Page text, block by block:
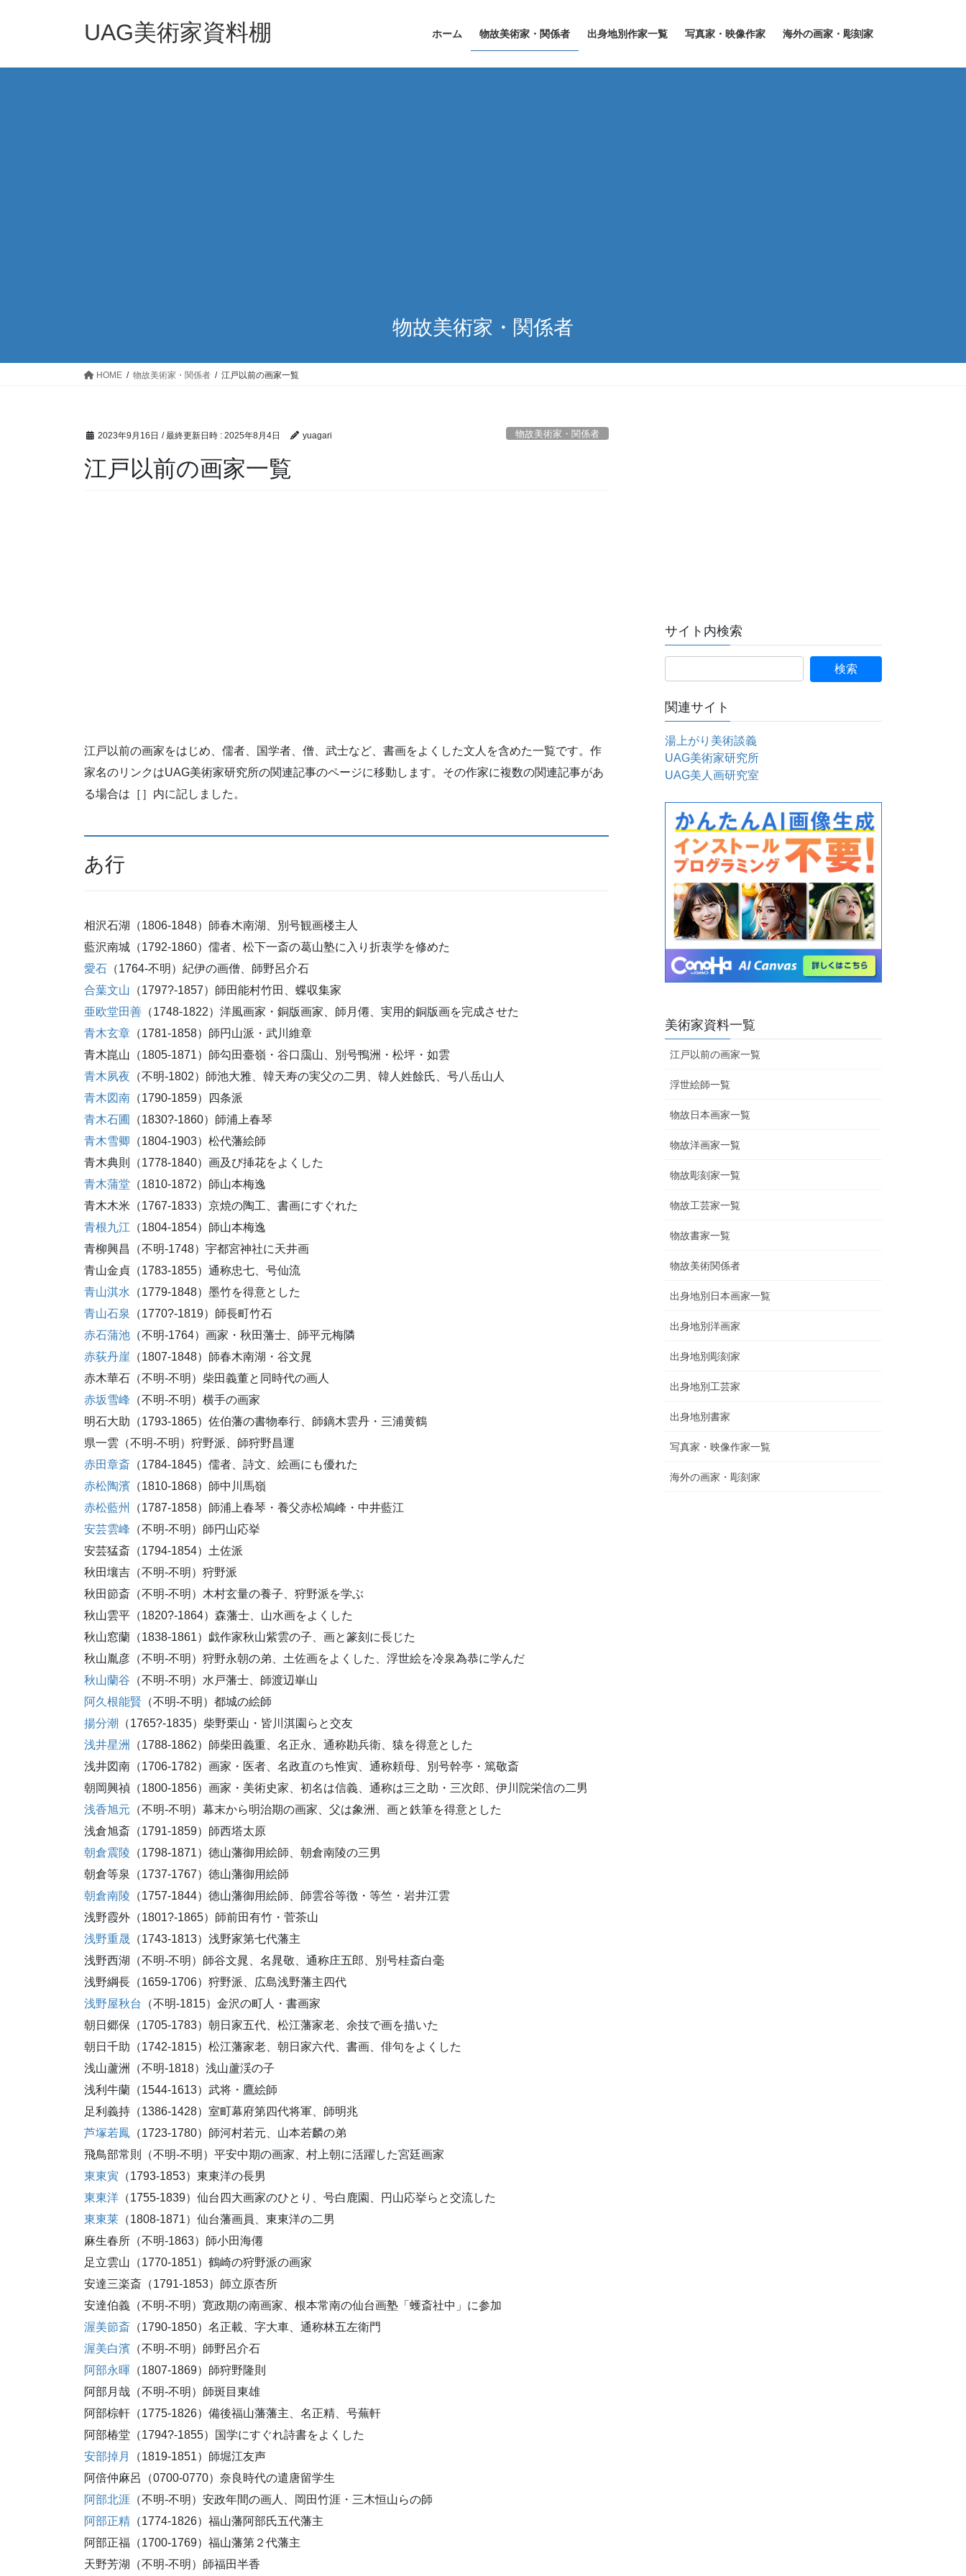
UAG美術家資料棚 ホーム 物故美術家・関係者 出身地別作家一覧 写真家・映像作家 海外の画家・彫刻家
物故美術家・関係者
HOME 物故美術家・関係者 江戸以前の画家一覧
2023年9月16日 / 最終更新日時 : 2025年8月4日 yuagari 物故美術家・関係者
江戸以前の画家一覧
江戸以前の画家をはじめ、儒者、国学者、僧、武士など、書画をよくした文人を含めた一覧です。作
家名のリンクはUAG美術家研究所の関連記事のページに移動します。その作家に複数の関連記事があ
る場合は［］内に記しました。
あ行
相沢石湖（1806-1848）師春木南湖、別号観画楼主人
藍沢南城（1792-1860）儒者、松下一斎の葛山塾に入り折衷学を修めた
愛石 （1764-不明）紀伊の画僧、師野呂介石
合葉文山 （1797?-1857）師田能村竹田、蝶収集家
亜欧堂田善 （1748-1822）洋風画家・銅版画家、師月僊、実用的銅版画を完成させた
青木玄章 （1781-1858）師円山派・武川維章
青木崑山（1805-1871）師勾田臺嶺・谷口靄山、別号鴨洲・松坪・如雲
青木夙夜 （不明-1802）師池大雅、韓天寿の実父の二男、韓人姓餘氏、号八岳山人
青木図南 （1790-1859）四条派
青木石圃
（1830?-1860）師浦上春琴
青木雪卿 （1804-1903）松代藩絵師
青木典則（1778-1840）画及び挿花をよくした
青木蒲堂 （1810-1872）師山本梅逸
青木木米（1767-1833）京焼の陶工、書画にすぐれた
青根九江 （1804-1854）師山本梅逸
青柳興昌（不明-1748）宇都宮神社に天井画
青山金貞（1783-1855）通称忠七、号仙流
青山淇水 （1779-1848）墨竹を得意とした
青山石泉
（1770?-1819）師長町竹石
赤石蒲池 （不明-1764）画家・秋田藩士、師平元梅隣
赤荻丹崖 （1807-1848）師春木南湖・谷文晁
赤木華石（不明-不明）柴田義董と同時代の画人
赤坂雪峰 （不明-不明）横手の画家
明石大助（1793-1865）佐伯藩の書物奉行、師鏑木雲丹・三浦黄鶴
県一雲（不明-不明）狩野派、師狩野昌運
赤田章斎 （1784-1845）儒者、詩文、絵画にも優れた
赤松陶濱 （1810-1868）師中川馬嶺
赤松藍州
（1787-1858）師浦上春琴・養父赤松鳩峰・中井藍江
安芸雲峰 （不明-不明）師円山応挙
安芸猛斎（1794-1854）土佐派
秋田壤吉（不明-不明）狩野派
秋田節斎（不明-不明）木村玄量の養子、狩野派を学ぶ
秋山雲平（1820?-1864）森藩士、山水画をよくした
秋山窓蘭（1838-1861）戯作家秋山紫雲の子、画と篆刻に長じた
秋山胤彦（不明-不明）狩野永朝の弟、土佐画をよくした、浮世絵を冷泉為恭に学んだ
秋山蘭谷 （不明-不明）水戸藩士、師渡辺崋山
阿久根能賢 （不明-不明）都城の絵師
揚分潮
（1765?-1835）柴野栗山・皆川淇園らと交友
浅井星洲
（1788-1862）師柴田義重、名正永、通称勘兵衛、猿を得意とした
浅井図南（1706-1782）画家・医者、名政直のち惟寅、通称頼母、別号幹亭・篤敬斎
朝岡興禎（1800-1856）画家・美術史家、初名は信義、通称は三之助・三次郎、伊川院栄信の二男
浅香旭元 （不明-不明）幕末から明治期の画家、父は象洲、画と鉄筆を得意とした
浅倉旭斎（1791-1859）師西塔太原
朝倉震陵 （1798-1871）徳山藩御用絵師、朝倉南陵の三男
朝倉等泉（1737-1767）徳山藩御用絵師
朝倉南陵 （1757-1844）徳山藩御用絵師、師雲谷等徴・等竺・岩井江雲
浅野霞外（1801?-1865）師前田有竹・菅茶山
浅野重晟 （1743-1813）浅野家第七代藩主
浅野西湖（不明-不明）師谷文晁、名晁敬、通称庄五郎、別号桂斎白毫
浅野綱長（1659-1706）狩野派、広島浅野藩主四代
浅野屋秋台
（不明-1815）金沢の町人・書画家
朝日郷保（1705-1783）朝日家五代、松江藩家老、余技で画を描いた
朝日千助（1742-1815）松江藩家老、朝日家六代、書画、俳句をよくした
浅山蘆洲（不明-1818）浅山蘆渓の子
浅利牛蘭（1544-1613）武将・鷹絵師
足利義持（1386-1428）室町幕府第四代将軍、師明兆
芦塚若鳳 （1723-1780）師河村若元、山本若麟の弟
飛鳥部常則（不明-不明）平安中期の画家、村上朝に活躍した宮廷画家
東東寅 （1793-1853）東東洋の長男
東東洋 （1755-1839）仙台四大画家のひとり、号白鹿園、円山応挙らと交流した
東東莱 （1808-1871）仙台藩画員、東東洋の二男
麻生春所（不明-1863）師小田海僊
足立雲山（1770-1851）鶴崎の狩野派の画家
安達三楽斎（1791-1853）師立原杏所
安達伯義（不明-不明）寛政期の南画家、根本常南の仙台画塾「蠖斎社中」に参加
渥美節斎 （1790-1850）名正載、字大車、通称林五左衛門
渥美白濱 （不明-不明）師野呂介石
阿部永暉 （1807-1869）師狩野隆則
阿部月哉（不明-不明）師斑目東雄
阿部棕軒（1775-1826）備後福山藩藩主、名正精、号蕪軒
阿部椿堂（1794?-1855）国学にすぐれ詩書をよくした
安部掉月
（1819-1851）師堀江友声
阿倍仲麻呂（0700-0770）奈良時代の遣唐留学生
阿部北涯 （不明-不明）安政年間の画人、岡田竹涯・三木恒山らの師
阿部正精 （1774-1826）福山藩阿部氏五代藩主
阿部正福（1700-1769）福山藩第２代藩主
天野芳湖（不明-不明）師福田半香
サイト内検索
関連サイト
湯上がり美術談義
UAG美術家研究所
UAG美人画研究室
美術家資料一覧
江戸以前の画家一覧
浮世絵師一覧
物故日本画家一覧
物故洋画家一覧
物故彫刻家一覧
物故工芸家一覧
物故書家一覧
物故美術関係者
出身地別日本画家一覧
出身地別洋画家
出身地別彫刻家
出身地別工芸家
出身地別書家
写真家・映像作家一覧
海外の画家・彫刻家